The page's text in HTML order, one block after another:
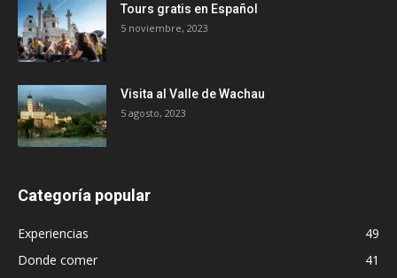
Tours gratis en Español
5 noviembre, 2023
Visita al Valle de Wachau
5 agosto, 2023
Categoría popular
Experiencias
49
Donde comer
41